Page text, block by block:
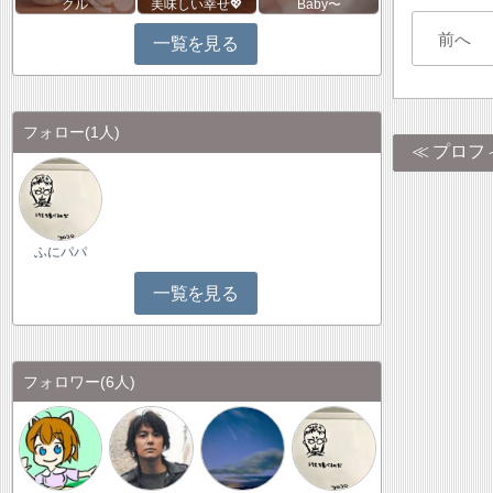
前へ
プロフ
クル
美味しい幸せ💖
Baby〜
一覧を見る
フォロー(1人)
ふにパパ
一覧を見る
フォロワー(6人)